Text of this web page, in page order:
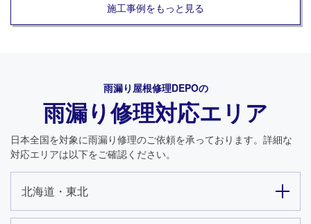
施工事例をもっと見る
雨漏り屋根修理DEPOの
雨漏り修理対応エリア
日本全国を対象に雨漏り修理のご依頼を承っております。詳細な
対応エリアは以下をご確認ください。
北海道・東北